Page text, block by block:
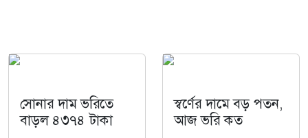
সোনার দাম ভরিতে
বাড়ল ৪৩৭৪ টাকা
স্বর্ণের দামে বড় পতন,
আজ ভরি কত